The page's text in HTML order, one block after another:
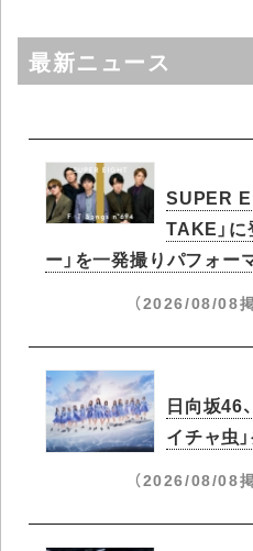
最新ニュース
SUPER
TAKE」
ー」を一発撮りパフォー
（2026/08/08掲
日向坂46
イチャ虫
（2026/08/08掲